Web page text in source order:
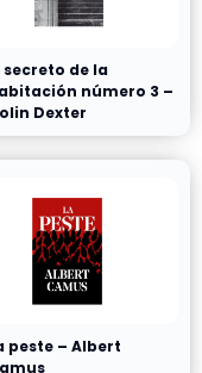
secreto de la
número 3 –
Dexter
peste – Albert